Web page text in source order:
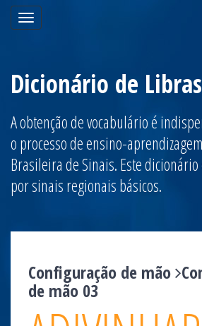
Toggle
navigation
Dicionário de Libras
A obtenção de vocabulário é
o processo de ensino-
Brasileira de Sinais. Este
por sinais regionais básicos.
Configuração de mão
de mão 03